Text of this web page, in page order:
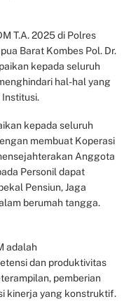
T.A. 2025 di Polres
Barat Kombes Pol. Dr.
kepada seluruh
hal-hal yang
Institusi.
kepada seluruh
membuat Koperasi
Anggota
Personil dapat
Pensiun, Jaga
berumah tangga.
adalah
dan produktivitas
pemberian
kinerja yang konstruktif.